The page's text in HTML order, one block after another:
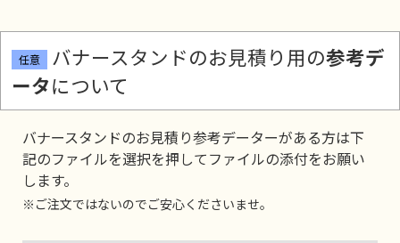
任意 バナースタンドのお見積り用の参考デ
ータについて
バナースタンドのお見積り参考データーがある方は下
記のファイルを選択を押してファイルの添付をお願い
します。
※ご注文ではないのでご安心くださいませ。